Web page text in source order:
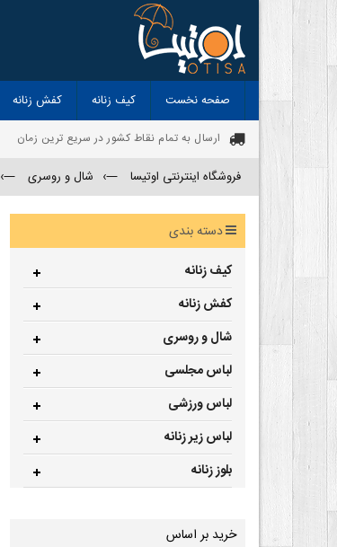
صفحه نخست کیف زنانه کفش زنانه
ارسال به تمام نقاط کشور در سریع ترین زمان
فروشگاه اینترنتی اوتیسا —› شال و روسری —›
دسته بندی
کیف زنانه
کفش زنانه
شال و روسری
لباس مجلسی
لباس ورزشی
لباس زیر زنانه
بلوز زنانه
خرید بر اساس